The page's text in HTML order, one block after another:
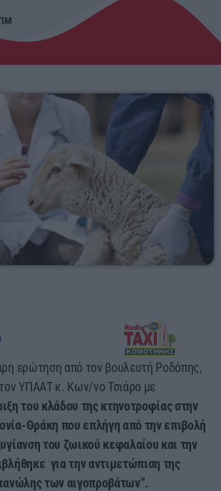
- 23:55
- 00:00
ερώτηση από τον βουλευτή Ροδόπης,
ΥΠΑΑΤ κ. Κων/νο Τσιάρα με
του κλάδου της κτηνοτροφίας στην
Θράκη που επλήγη από την επιβολή
του ζωικού κεφαλαίου και την
για την αντιμετώπιση της
των αιγοπροβάτων”.